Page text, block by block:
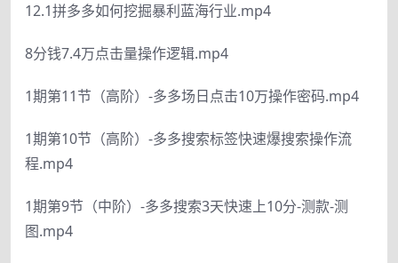
12.1拼多多如何挖掘暴利蓝海行业.mp4
8分钱7.4万点击量操作逻辑.mp4
1期第11节（高阶）-多多场日点击10万操作密码.mp4
1期第10节（高阶）-多多搜索标签快速爆搜索操作流
程.mp4
1期第9节（中阶）-多多搜索3天快速上10分-测款-测
图.mp4